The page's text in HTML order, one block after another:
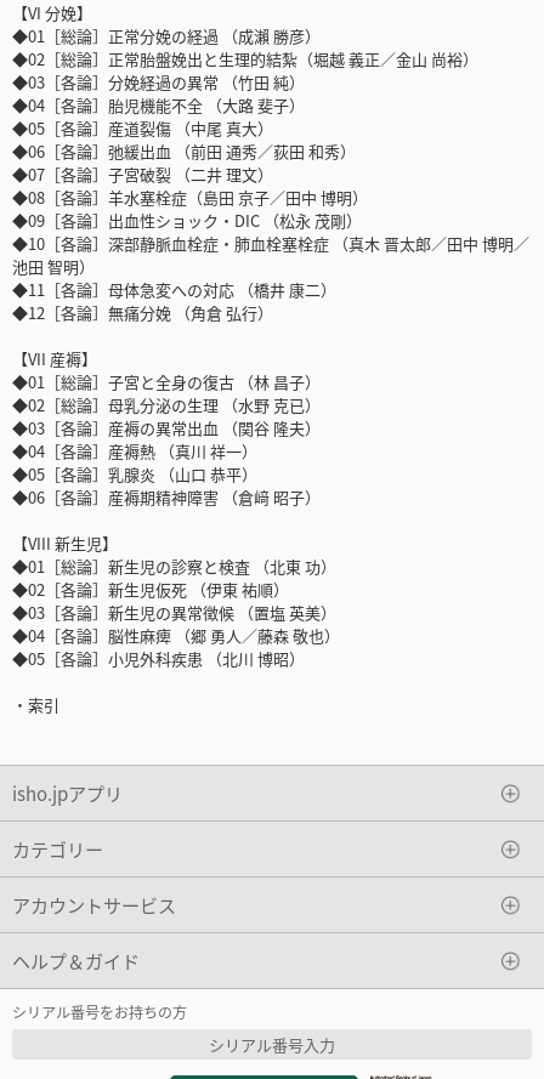
【VI 分娩】
◆01［総論］正常分娩の経過 （成瀨 勝彦）
◆02［総論］正常胎盤娩出と生理的結紮（堀越 義正／金山 尚裕）
◆03［各論］分娩経過の異常 （竹田 純）
◆04［各論］胎児機能不全 （大路 斐子）
◆05［各論］産道裂傷 （中尾 真大）
◆06［各論］弛緩出血 （前田 通秀／荻田 和秀）
◆07［各論］子宮破裂 （二井 理文）
◆08［各論］羊水塞栓症（島田 京子／田中 博明）
◆09［各論］出血性ショック・DIC （松永 茂剛）
◆10［各論］深部静脈血栓症・肺血栓塞栓症 （真木 晋太郎／田中 博明／
池田 智明）
◆11［各論］母体急変への対応 （橋井 康二）
◆12［各論］無痛分娩 （角倉 弘行）
【VII 産褥】
◆01［総論］子宮と全身の復古 （林 昌子）
◆02［総論］母乳分泌の生理 （水野 克已）
◆03［各論］産褥の異常出血 （関谷 隆夫）
◆04［各論］産褥熱 （真川 祥一）
◆05［各論］乳腺炎 （山口 恭平）
◆06［各論］産褥期精神障害 （倉﨑 昭子）
【VIII 新生児】
◆01［総論］新生児の診察と検査 （北東 功）
◆02［各論］新生児仮死 （伊東 祐順）
◆03［各論］新生児の異常徴候 （置塩 英美）
◆04［各論］脳性麻痺 （郷 勇人／藤森 敬也）
◆05［各論］小児外科疾患 （北川 博昭）
・索引
isho.jpアプリ
カテゴリー
アカウントサービス
ヘルプ＆ガイド
シリアル番号をお持ちの方
シリアル番号入力